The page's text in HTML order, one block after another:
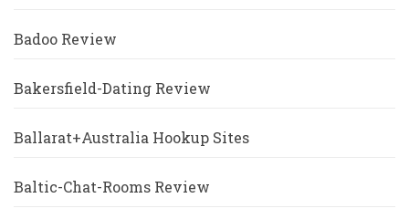
Badoo Review
Bakersfield-Dating Review
Ballarat+Australia Hookup Sites
Baltic-Chat-Rooms Review